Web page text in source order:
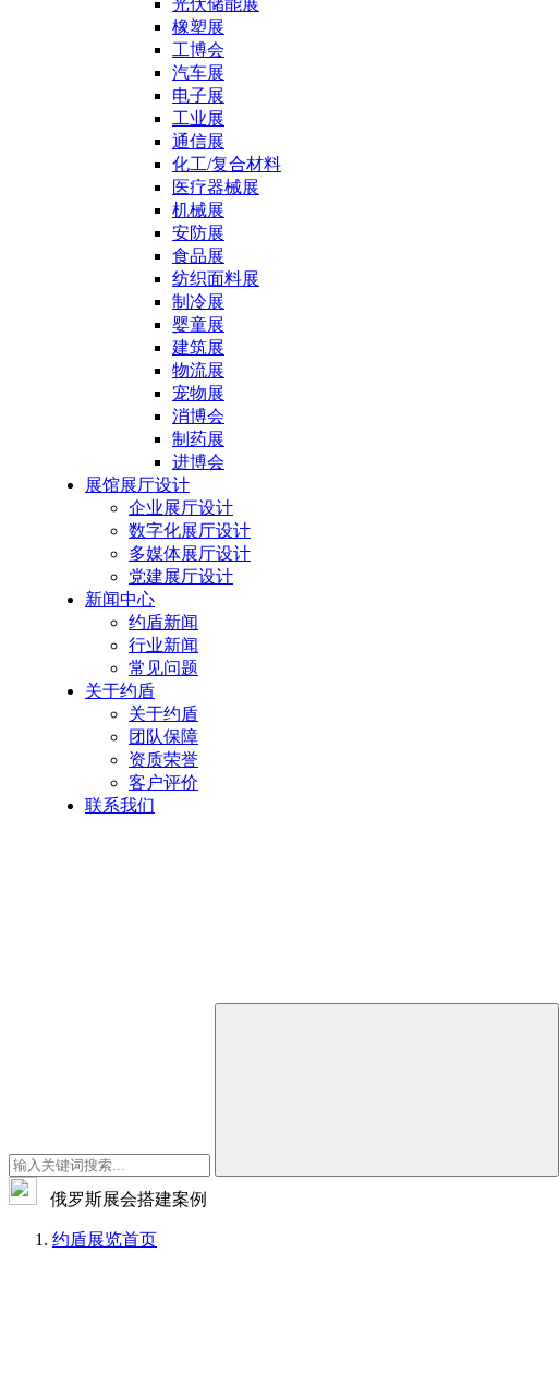
光伏储能展
橡塑展
工博会
汽车展
电子展
工业展
通信展
化工/复合材料
医疗器械展
机械展
安防展
食品展
纺织面料展
制冷展
婴童展
建筑展
物流展
宠物展
消博会
制药展
进博会
展馆展厅设计
企业展厅设计
数字化展厅设计
多媒体展厅设计
党建展厅设计
新闻中心
约盾新闻
行业新闻
常见问题
关于约盾
关于约盾
团队保障
资质荣誉
客户评价
联系我们
俄罗斯展会搭建案例
约盾展览首页